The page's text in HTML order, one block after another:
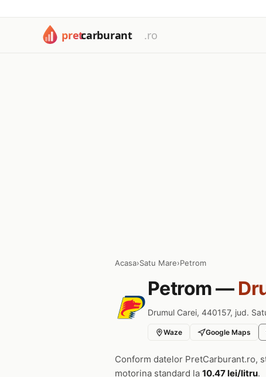
Acasa›Satu Mare›Petrom
Petrom —
Drumul Carei, 440157, jud.
Waze Google Maps
Conform datelor PretCarburant.ro,
motorina standard la 10.47 lei/litru.